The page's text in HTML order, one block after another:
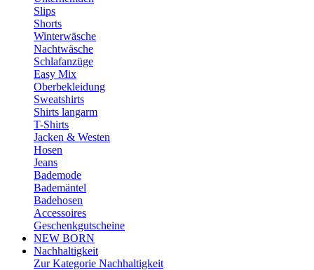
Slips
Shorts
Winterwäsche
Nachtwäsche
Schlafanzüge
Easy Mix
Oberbekleidung
Sweatshirts
Shirts langarm
T-Shirts
Jacken & Westen
Hosen
Jeans
Bademode
Bademäntel
Badehosen
Accessoires
Geschenkgutscheine
NEW BORN
Nachhaltigkeit
Zur Kategorie Nachhaltigkeit